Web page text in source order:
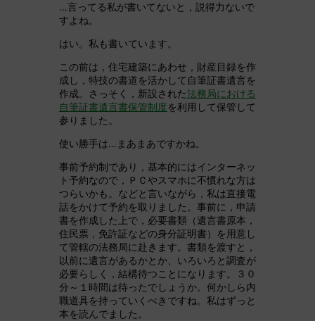
…言ってる私が書いてないと，説得力ないで
すよね。
はい。私も書いています。
この前は，住宅建築にあわせ，財産目録を作
成し，特技の書道を活かして自筆証書遺言を
作成。さっそく，新設された法務局における
自筆証書遺言書保管制度を利用して保管して
参りました。
使い勝手は…まあまあですかね。
事前予約制であり，基本的にはインターネッ
ト予約なので，ＰＣやスマホに不慣れな方は
つらいかも。などと言いながら，私は直接電
話をかけて予約を取りました。事前に，申請
書を作成した上で，必要書類（遺言書原本，
住民票，免許証などの身分証明書）を用意し
て管轄の法務局に赴きます。書類を渡すと，
以前に遺言があるかとか、いろいろと調査が
必要らしく，結構待つことになります。３０
分～１時間は待ったでしょうか。何かしら内
職道具を持っていくべきですね。私はずっと
本を読んでました。